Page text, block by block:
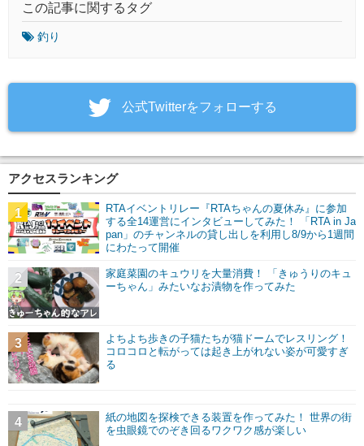
この記事に関するタグ
釣り
‎公式Twitterをフォローする
アクセスランキング
RTAイベントリレー『RTAちゃんの夏休み』に参加
する全14運営にインタビューしてみた！ 「RTA in Ja
pan」のチャンネルの貸し出しを利用し8/9から1週間
にわたって開催
1
家庭菜園のキュウリを大量消費！ 「きゅうりのキュ
ーちゃん」みたいなお漬物を作ってみた
2
よちよち歩きの子猫たちが猫ドームでレスリング！
コロコロと転がっては起き上がれない姿が可愛すぎ
る
3
紙の地図を探検できる装置を作ってみた！ 世界の街
を虫眼鏡でのぞき回るワクワク感が楽しい
4